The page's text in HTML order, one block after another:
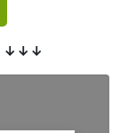
↓↓↓